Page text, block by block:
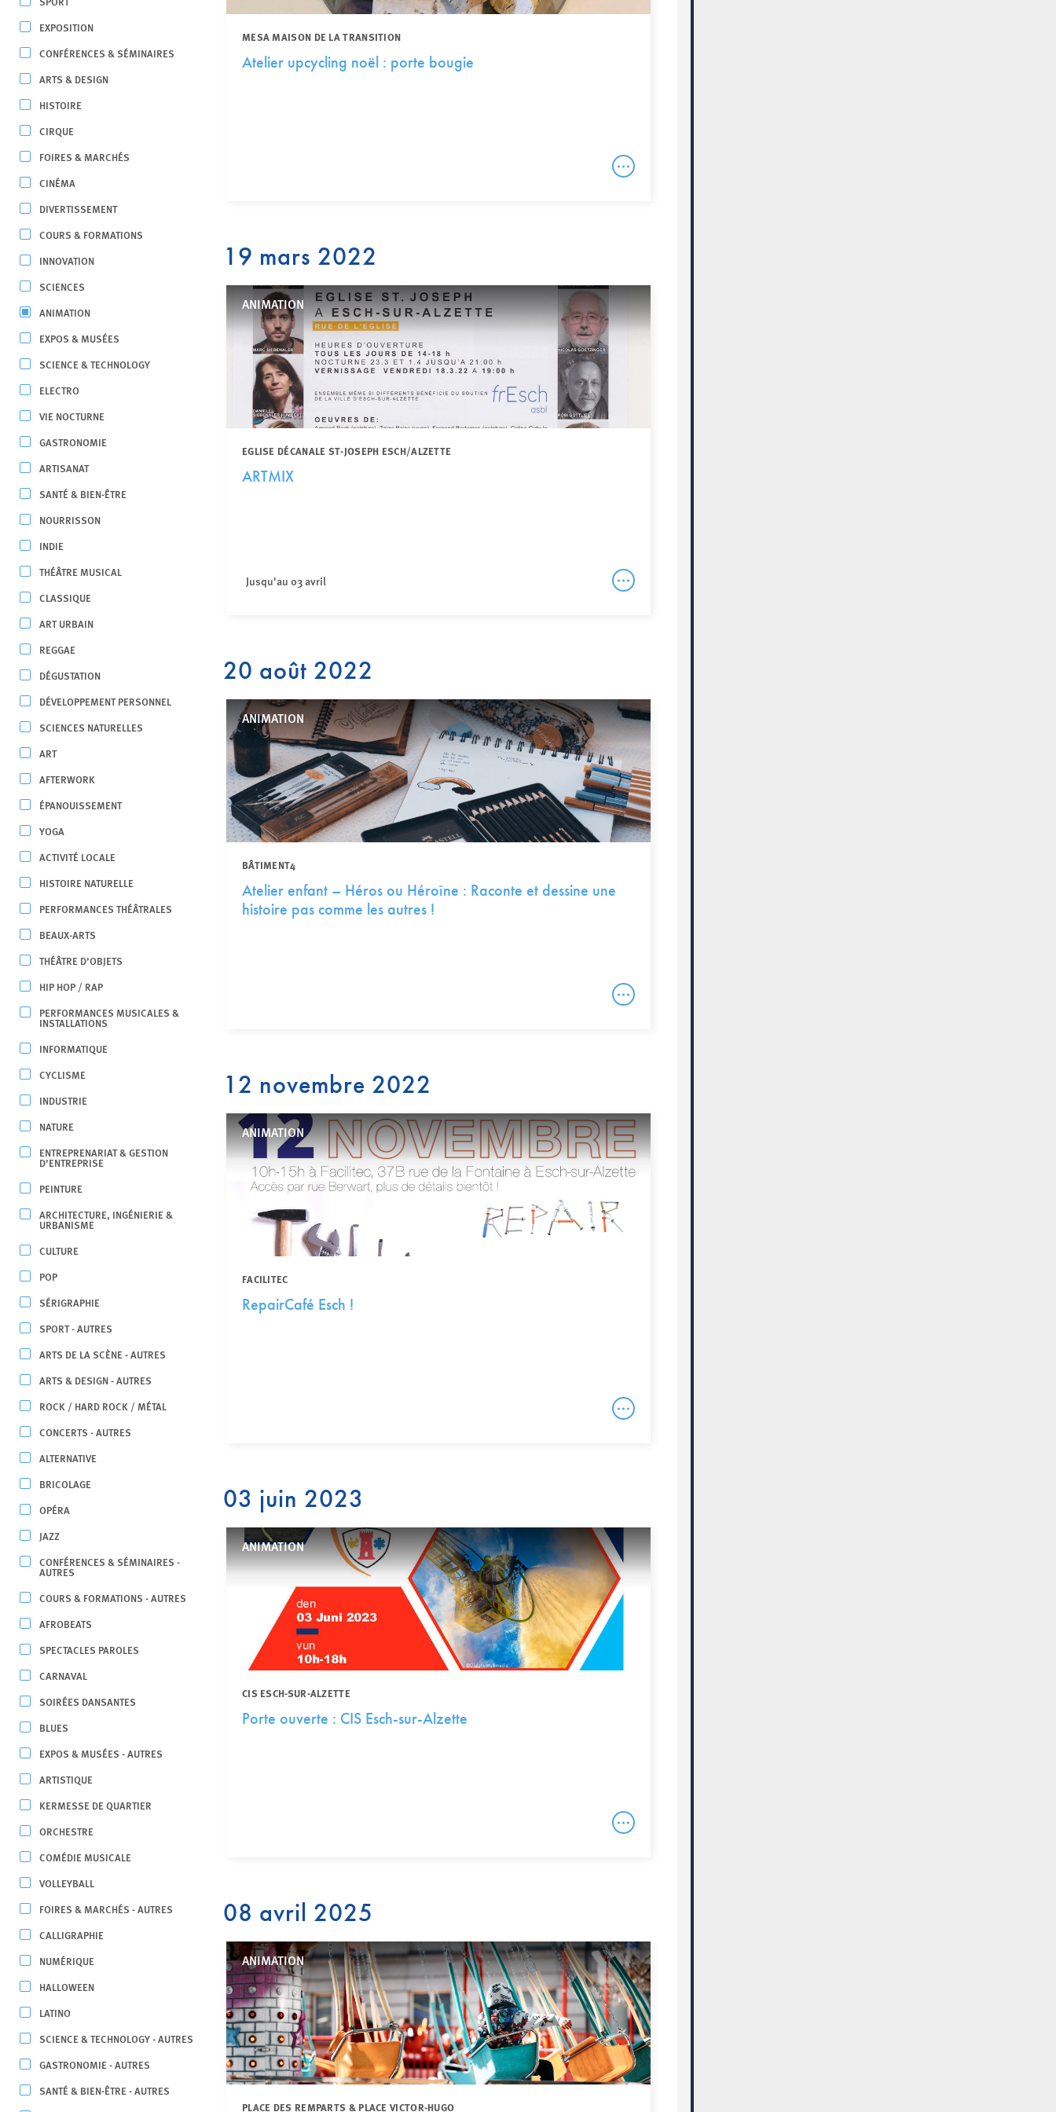
EXPOSITION
CONFÉRENCES & SÉMINAIRES
ARTS & DESIGN
HISTOIRE
CIRQUE
FOIRES & MARCHÉS
CINÉMA
DIVERTISSEMENT
COURS & FORMATIONS
INNOVATION
SCIENCES
ANIMATION
EXPOS & MUSÉES
SCIENCE & TECHNOLOGY
ELECTRO
VIE NOCTURNE
GASTRONOMIE
ARTISANAT
SANTÉ & BIEN-ÊTRE
NOURRISSON
INDIE
THÉÂTRE MUSICAL
CLASSIQUE
ART URBAIN
REGGAE
DÉGUSTATION
DÉVELOPPEMENT PERSONNEL
SCIENCES NATURELLES
ART
AFTERWORK
ÉPANOUISSEMENT
YOGA
ACTIVITÉ LOCALE
HISTOIRE NATURELLE
PERFORMANCES THÉÂTRALES
BEAUX-ARTS
THÉÂTRE D’OBJETS
HIP HOP / RAP
PERFORMANCES MUSICALES &
INSTALLATIONS
INFORMATIQUE
CYCLISME
INDUSTRIE
NATURE
ENTREPRENARIAT & GESTION
D’ENTREPRISE
PEINTURE
ARCHITECTURE, INGÉNIERIE &
URBANISME
CULTURE
POP
SÉRIGRAPHIE
SPORT - AUTRES
ARTS DE LA SCÈNE - AUTRES
ARTS & DESIGN - AUTRES
ROCK / HARD ROCK / MÉTAL
CONCERTS - AUTRES
ALTERNATIVE
BRICOLAGE
OPÉRA
JAZZ
CONFÉRENCES & SÉMINAIRES -
AUTRES
COURS & FORMATIONS - AUTRES
AFROBEATS
SPECTACLES PAROLES
CARNAVAL
SOIRÉES DANSANTES
BLUES
EXPOS & MUSÉES - AUTRES
ARTISTIQUE
KERMESSE DE QUARTIER
ORCHESTRE
COMÉDIE MUSICALE
VOLLEYBALL
FOIRES & MARCHÉS - AUTRES
CALLIGRAPHIE
NUMÉRIQUE
HALLOWEEN
LATINO
SCIENCE & TECHNOLOGY - AUTRES
GASTRONOMIE - AUTRES
SANTÉ & BIEN-ÊTRE - AUTRES
MESA MAISON DE LA TRANSITION
Atelier upcycling noël : porte bougie
19 mars 2022
ANIMATION
EGLISE DÉCANALE ST-JOSEPH ESCH/ALZETTE
ARTMIX
Jusqu'au 03 avril
20 août 2022
ANIMATION
BÂTIMENT4
Atelier enfant – Héros ou Héroïne : Raconte et dessine une
histoire pas comme les autres !
12 novembre 2022
ANIMATION
FACILITEC
RepairCafé Esch !
03 juin 2023
ANIMATION
CIS ESCH-SUR-ALZETTE
Porte ouverte : CIS Esch-sur-Alzette
08 avril 2025
ANIMATION
PLACE DES REMPARTS & PLACE VICTOR-HUGO